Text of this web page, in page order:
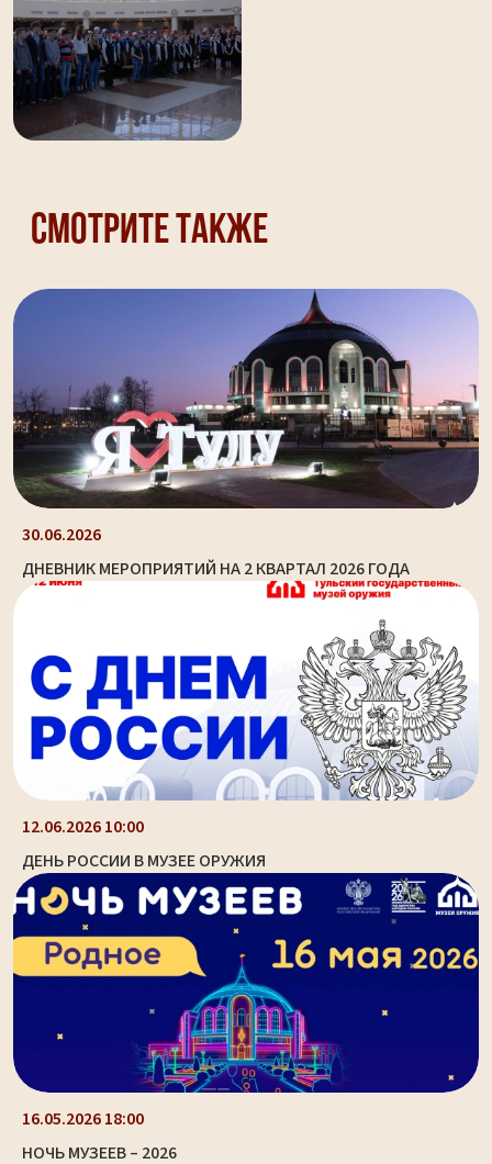
Смотрите также
30.06.2026
ДНЕВНИК МЕРОПРИЯТИЙ НА 2 КВАРТАЛ 2026 ГОДА
12.06.2026 10:00
ДЕНЬ РОССИИ В МУЗЕЕ ОРУЖИЯ
16.05.2026 18:00
НОЧЬ МУЗЕЕВ – 2026